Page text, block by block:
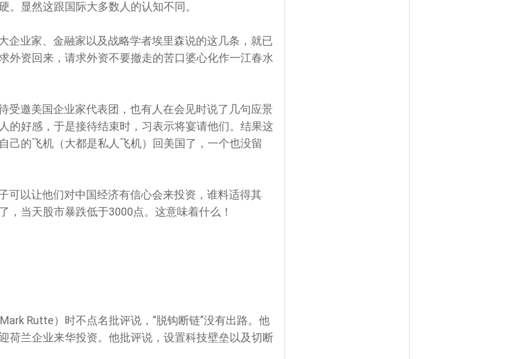
。显然这跟国际大多数人的认知不同。
企业家、金融家以及战略学者埃里森说的这几条，就已
外资回来，请求外资不要撤走的苦口婆心化作一江春水
受邀美国企业家代表团，也有人在会见时说了几句应景
的好感，于是接待结束时，习表示将宴请他们 。结果这
己的飞机（大都是私人飞机）
回美国了，一个也没留
可以让他们对中国经济有信心会来投资，谁料适得其
， 当天股市暴跌低于3000点 。这意味着什么！
Rutte）时不点名批评说，“脱钩断链”没有出路。他
荷兰企业来华投资。他批评说，设置科技壁垒以及切断